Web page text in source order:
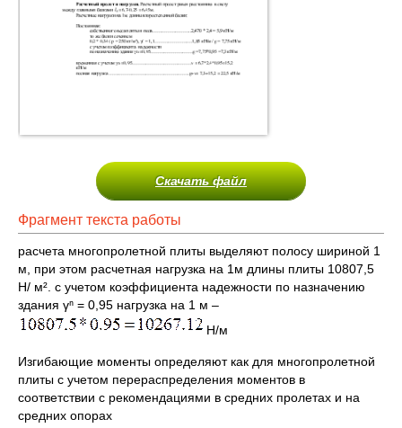
Скачать файл
Фрагмент текста работы
расчета многопролетной плиты выделяют полосу шириной 1
м, при этом расчетная нагрузка на 1м длины плиты 10807,5
Н/ м². с учетом коэффициента надежности по назначению
здания γⁿ = 0,95 нагрузка на 1 м –
Н/м
Изгибающие моменты определяют как для многопролетной
плиты с учетом перераспределения моментов в
соответствии с рекомендациями в средних пролетах и на
средних опорах